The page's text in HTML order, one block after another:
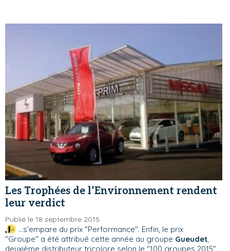
Les Trophées de l’Environnement rendent
leur verdict
Publié le 18 septembre 2015
...s’empare du prix "Performance". Enfin, le prix
"Groupe" a été attribué cette année au groupe Gueudet
deuxième distributeur tricolore selon le "100 groupes 2015"